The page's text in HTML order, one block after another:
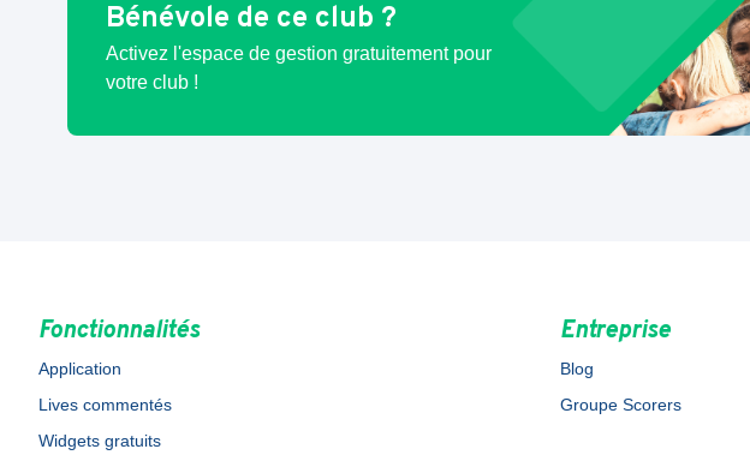
Bénévole de ce club ?
Activez l'espace de gestion gratuitement pour
votre club !
Fonctionnalités
Application
Lives commentés
Widgets gratuits
Entreprise
Blog
Groupe Scorers